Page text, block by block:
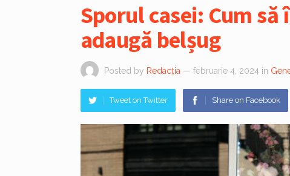
Sporul casei: Cum
adaugă belșug
Posted by Redacția — februarie 4, 2024 in
Tweet on Twitter Share on Facebook